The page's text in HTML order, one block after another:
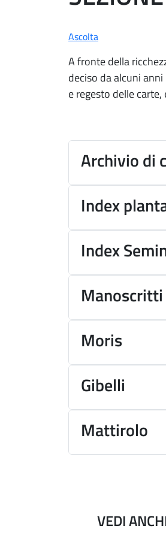
Ascolta
A fronte della
deciso da alcuni
e regesto delle
Archivio di
Index
Index
Manoscritti
Moris
Gibelli
Mattirolo
VEDI